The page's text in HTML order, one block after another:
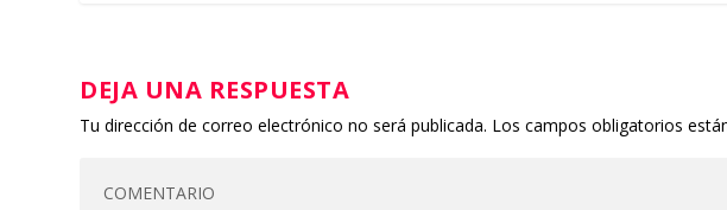
DEJA UNA RESPUESTA
Tu dirección de correo electrónico no será publicada. Los campos obligatorios